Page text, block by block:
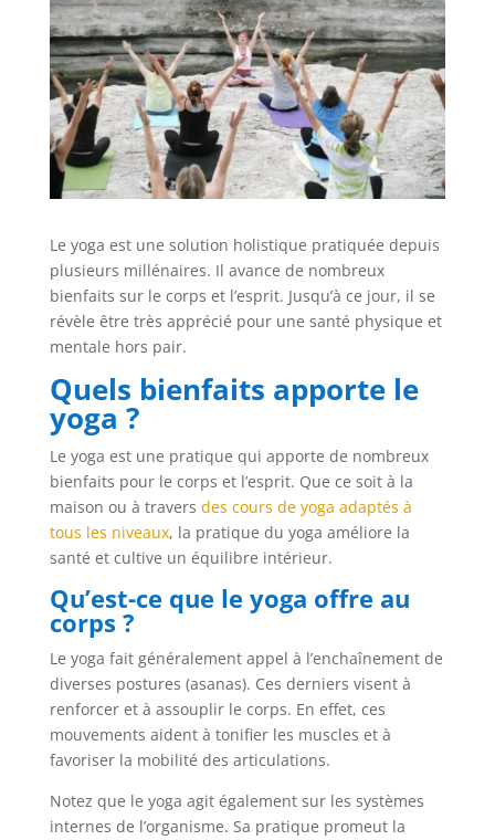
Le yoga est une solution holistique pratiquée depuis
plusieurs millénaires. Il avance de nombreux
bienfaits sur le corps et l’esprit. Jusqu’à ce jour, il se
révèle être très apprécié pour une santé physique et
mentale hors pair.
Quels bienfaits apporte le
yoga ?
Le yoga est une pratique qui apporte de nombreux
bienfaits pour le corps et l’esprit. Que ce soit à la
maison ou à travers des cours de yoga adaptés à
tous les niveaux, la pratique du yoga améliore la
santé et cultive un équilibre intérieur.
Qu’est-ce que le yoga offre au
corps ?
Le yoga fait généralement appel à l’enchaînement de
diverses postures (asanas). Ces derniers visent à
renforcer et à assouplir le corps. En effet, ces
mouvements aident à tonifier les muscles et à
favoriser la mobilité des articulations.
Notez que le yoga agit également sur les systèmes
internes de l’organisme. Sa pratique promeut la